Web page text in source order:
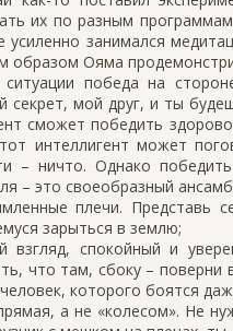
их по разным
усиленно занимался
образом Ояма
победа на
секрет, мой друг, и ты
сможет победить
интеллигент может
– ничто. Однако
– это своеобразный
плечи. Представь
зарыться в землю;
взгляд, спокойный и
что там, сбоку – поверни
которого боятся
а не «колесом». Не